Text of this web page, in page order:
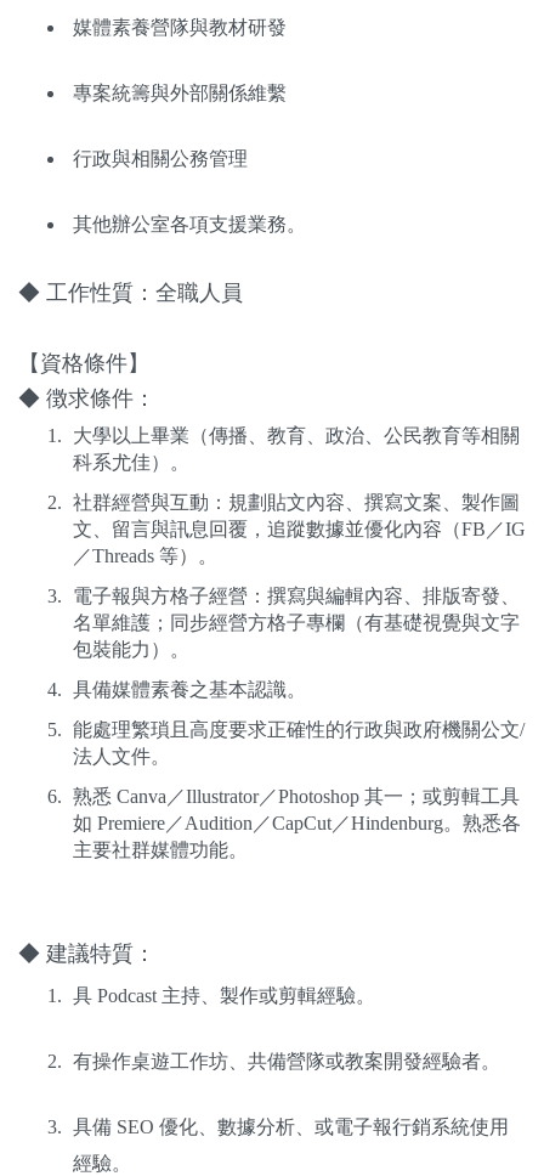
媒體素養營隊與教材研發
專案統籌與外部關係維繫
行政與相關公務管理
其他辦公室各項支援業務。
◆ 工作性質：全職人員
【資格條件】
◆ 徴求條件：
大學以上畢業（傳播、教育、政治、公民教育等相關
科系尤佳）。
社群經營與互動：規劃貼文內容、撰寫文案、製作圖
文、留言與訊息回覆，追蹤數據並優化內容（FB／IG
／Threads 等）。
電子報與方格子經營：撰寫與編輯內容、排版寄發、
名單維護；同步經營方格子專欄（有基礎視覺與文字
包裝能力）。
具備媒體素養之基本認識。
能處理繁瑣且高度要求正確性的行政與政府機關公文/
法人文件。
熟悉 Canva／Illustrator／Photoshop 其一；或剪輯工具
如 Premiere／Audition／CapCut／Hindenburg。熟悉各
主要社群媒體功能。
◆ 建議特質：
具 Podcast 主持、製作或剪輯經驗。
有操作桌遊工作坊、共備營隊或教案開發經驗者。
具備 SEO 優化、數據分析、或電子報行銷系統使用
經驗。